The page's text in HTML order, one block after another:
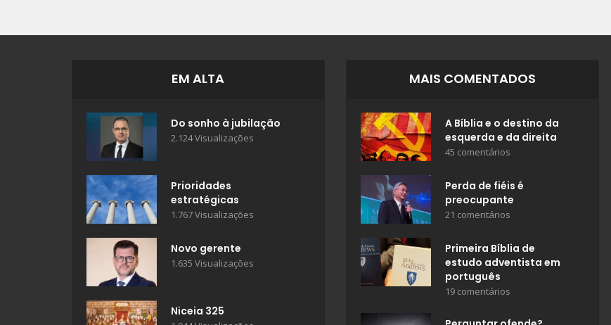
EM ALTA
Do sonho à jubilação
2.124 Visualizações
Prioridades
estratégicas
1.767 Visualizações
Novo gerente
1.635 Visualizações
Niceia 325
MAIS COMENTADOS
A Bíblia e o destino da
esquerda e da direita
45 comentários
Perda de fiéis é
preocupante
21 comentários
Primeira Bíblia de
estudo adventista em
português
19 comentários